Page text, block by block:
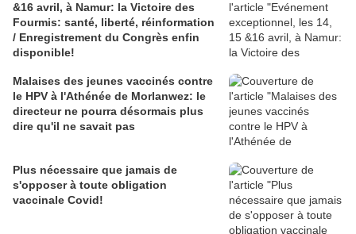
&16 avril, à Namur: la Victoire des
Fourmis: santé, liberté, réinformation
/ Enregistrement du Congrès enfin
disponible!
Malaises des jeunes vaccinés contre
le HPV à l'Athénée de Morlanwez: le
directeur ne pourra désormais plus
dire qu'il ne savait pas
Plus nécessaire que jamais de
s'opposer à toute obligation
vaccinale Covid!